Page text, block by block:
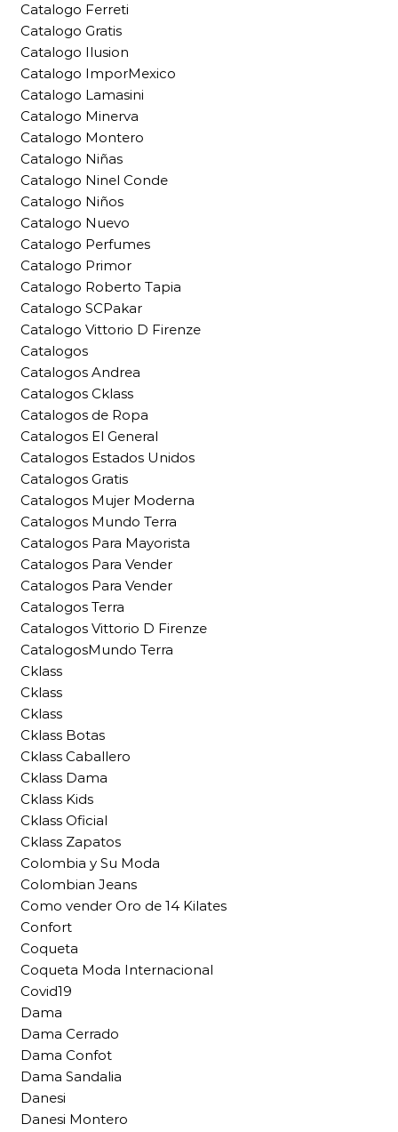
Catalogo Ferreti
Catalogo Gratis
Catalogo Ilusion
Catalogo ImporMexico
Catalogo Lamasini
Catalogo Minerva
Catalogo Montero
Catalogo Niñas
Catalogo Ninel Conde
Catalogo Niños
Catalogo Nuevo
Catalogo Perfumes
Catalogo Primor
Catalogo Roberto Tapia
Catalogo SCPakar
Catalogo Vittorio D Firenze
Catalogos
Catalogos Andrea
Catalogos Cklass
Catalogos de Ropa
Catalogos El General
Catalogos Estados Unidos
Catalogos Gratis
Catalogos Mujer Moderna
Catalogos Mundo Terra
Catalogos Para Mayorista
Catalogos Para Vender
Catalogos Para Vender
Catalogos Terra
Catalogos Vittorio D Firenze
CatalogosMundo Terra
Cklass
Cklass
Cklass
Cklass Botas
Cklass Caballero
Cklass Dama
Cklass Kids
Cklass Oficial
Cklass Zapatos
Colombia y Su Moda
Colombian Jeans
Como vender Oro de 14 Kilates
Confort
Coqueta
Coqueta Moda Internacional
Covid19
Dama
Dama Cerrado
Dama Confot
Dama Sandalia
Danesi
Danesi Montero